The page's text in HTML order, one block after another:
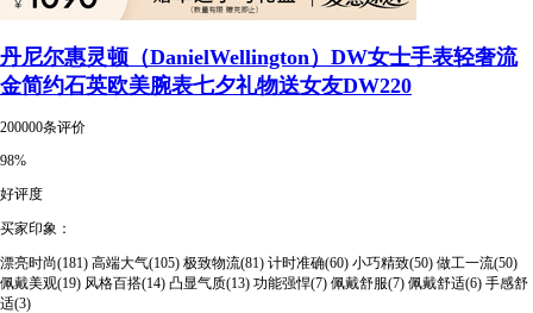
丹尼尔惠灵顿（DanielWellington）DW女士手表轻奢流
金简约石英欧美腕表七夕礼物送女友DW220
200000条评价
98%
好评度
买家印象：
漂亮时尚(181) 高端大气(105) 极致物流(81) 计时准确(60) 小巧精致(50) 做工一流(50)
佩戴美观(19) 风格百搭(14) 凸显气质(13) 功能强悍(7) 佩戴舒服(7) 佩戴舒适(6) 手感舒
适(3)